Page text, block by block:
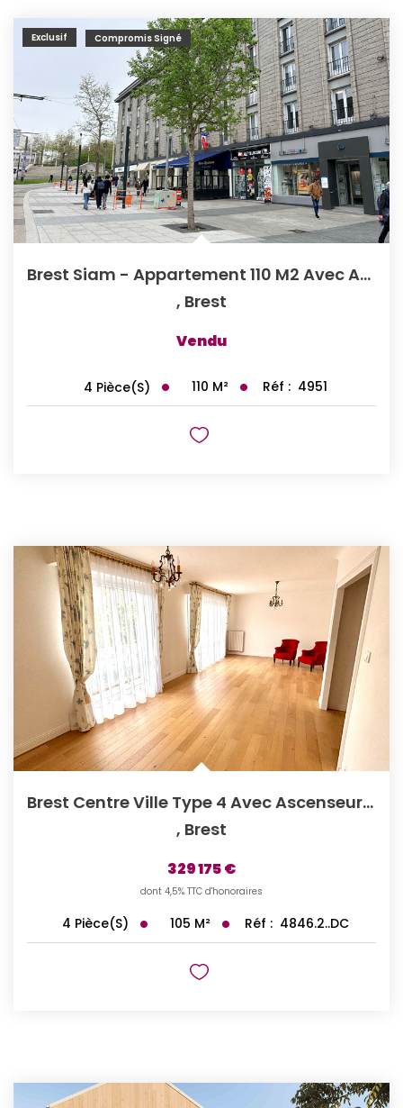
Exclusif Compromis Signé
Brest Siam - Appartement 110 M2 Avec Ascenseur
, Brest
Vendu
4 Pièce(s) 110 M² Réf : 4951
Brest Centre Ville Type 4 Avec Ascenseur Seul À L'étage.
, Brest
329 175 €
dont 4,5% TTC d'honoraires
4 Pièce(s) 105 M² Réf : 4846.2..DC